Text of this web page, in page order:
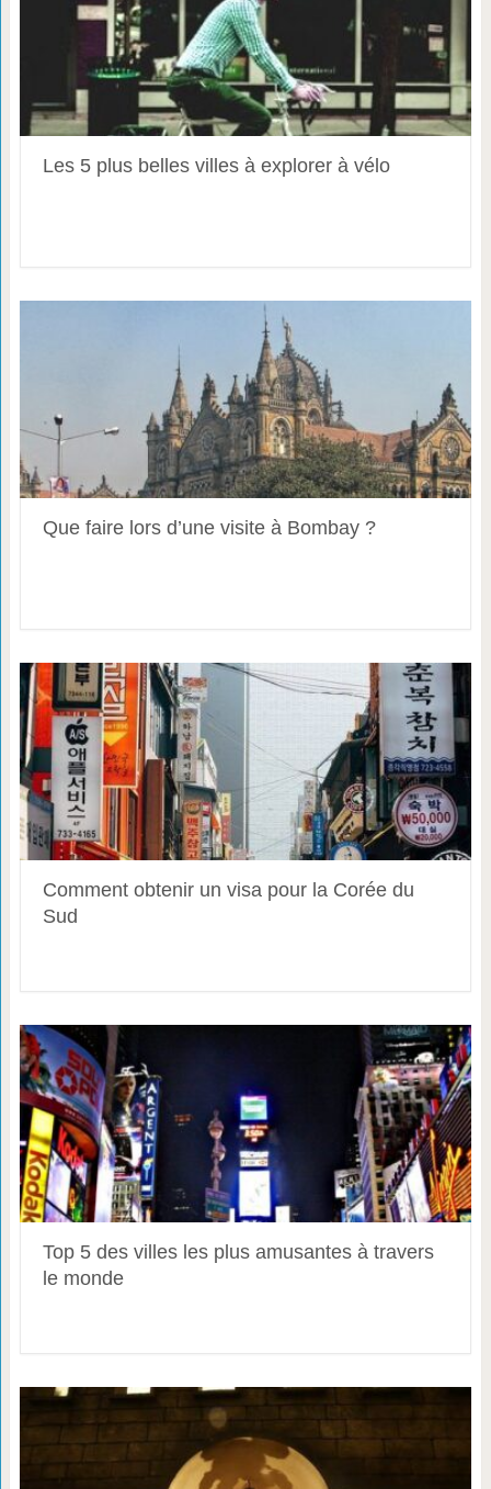
Les 5 plus belles villes à explorer à vélo
Que faire lors d’une visite à Bombay ?
Comment obtenir un visa pour la Corée du
Sud
Top 5 des villes les plus amusantes à travers
le monde